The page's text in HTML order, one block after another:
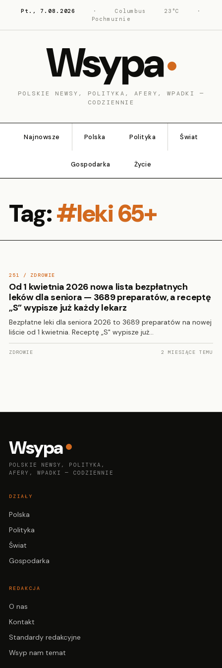
Pt., 7.08.2026 · Columbus 23°C
·
Pochmurnie
Wsypa
POLSKIE NEWSY, POLITYKA, AFERY, WPADKI —
CODZIENNIE
Najnowsze Polska Polityka Świat
Gospodarka Życie
Tag:#leki 65+
251 / ZDROWIE
Od 1 kwietnia 2026 nowa lista bezpłatnych
leków dla seniora — 3689 preparatów, a receptę
„S” wypisze już każdy lekarz
Bezpłatne leki dla seniora 2026 to 3689 preparatów na nowej
liście od 1 kwietnia. Receptę „S" wypisze już…
ZDROWIE 2 MIESIĄCE TEMU
Wsypa
POLSKIE NEWSY, POLITYKA,
AFERY, WPADKI — CODZIENNIE
DZIAŁY
Polska
Polityka
Świat
Gospodarka
REDAKCJA
O nas
Kontakt
Standardy redakcyjne
Wsyp nam temat